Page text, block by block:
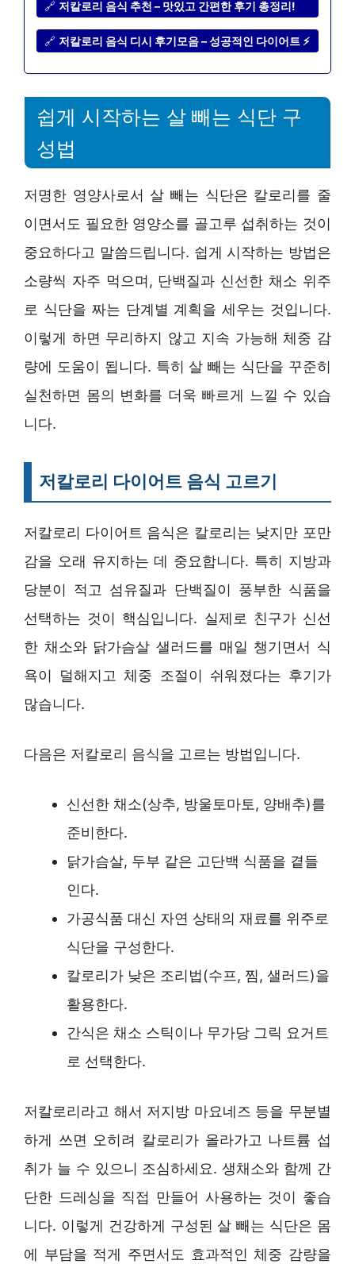
🔗 저칼로리 음식 추천 – 맛있고 간편한 후기 총정리!
🔗 저칼로리 음식 디시 후기모음 – 성공적인 다이어트 ⚡
쉽게 시작하는 살 빼는 식단 구
성법
저명한 영양사로서 살 빼는 식단은 칼로리를 줄
이면서도 필요한 영양소를 골고루 섭취하는 것이
중요하다고 말씀드립니다. 쉽게 시작하는 방법은
소량씩 자주 먹으며, 단백질과 신선한 채소 위주
로 식단을 짜는 단계별 계획을 세우는 것입니다.
이렇게 하면 무리하지 않고 지속 가능해 체중 감
량에 도움이 됩니다. 특히 살 빼는 식단을 꾸준히
실천하면 몸의 변화를 더욱 빠르게 느낄 수 있습
니다.
저칼로리 다이어트 음식 고르기
저칼로리 다이어트 음식은 칼로리는 낮지만 포만
감을 오래 유지하는 데 중요합니다. 특히 지방과
당분이 적고 섬유질과 단백질이 풍부한 식품을
선택하는 것이 핵심입니다. 실제로 친구가 신선
한 채소와 닭가슴살 샐러드를 매일 챙기면서 식
욕이 덜해지고 체중 조절이 쉬워졌다는 후기가
많습니다.
다음은 저칼로리 음식을 고르는 방법입니다.
신선한 채소(상추, 방울토마토, 양배추)를
준비한다.
닭가슴살, 두부 같은 고단백 식품을 곁들
인다.
가공식품 대신 자연 상태의 재료를 위주로
식단을 구성한다.
칼로리가 낮은 조리법(수프, 찜, 샐러드)을
활용한다.
간식은 채소 스틱이나 무가당 그릭 요거트
로 선택한다.
저칼로리라고 해서 저지방 마요네즈 등을 무분별
하게 쓰면 오히려 칼로리가 올라가고 나트륨 섭
취가 늘 수 있으니 조심하세요. 생채소와 함께 간
단한 드레싱을 직접 만들어 사용하는 것이 좋습
니다. 이렇게 건강하게 구성된 살 빼는 식단은 몸
에 부담을 적게 주면서도 효과적인 체중 감량을